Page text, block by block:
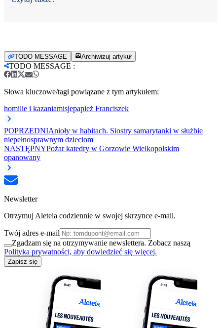
TODO MESSAGE Archiwizuj artykuł
TODO MESSAGE :
Słowa kluczowe/tagi powiązane z tym artykułem:
homilie i kazaniamisjepapież Franciszek
POPRZEDNIAnioły w habitach. Siostry samarytanki w służbie
niepełnosprawnym dzieciom
NASTĘPNYPożar katedry w Gorzowie Wielkopolskim
opanowany
Newsletter
Otrzymuj Aleteia codziennie w swojej skrzynce e-mail.
Twój adres e-mail
Zgadzam się na otrzymywanie newslettera. Zobacz naszą
Polityka prywatności, aby dowiedzieć się więcej.
Zapisz się